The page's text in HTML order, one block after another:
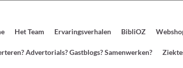
Het Team Ervaringsverhalen BibliOZ
Advertorials? Gastblogs? Samenwerken?